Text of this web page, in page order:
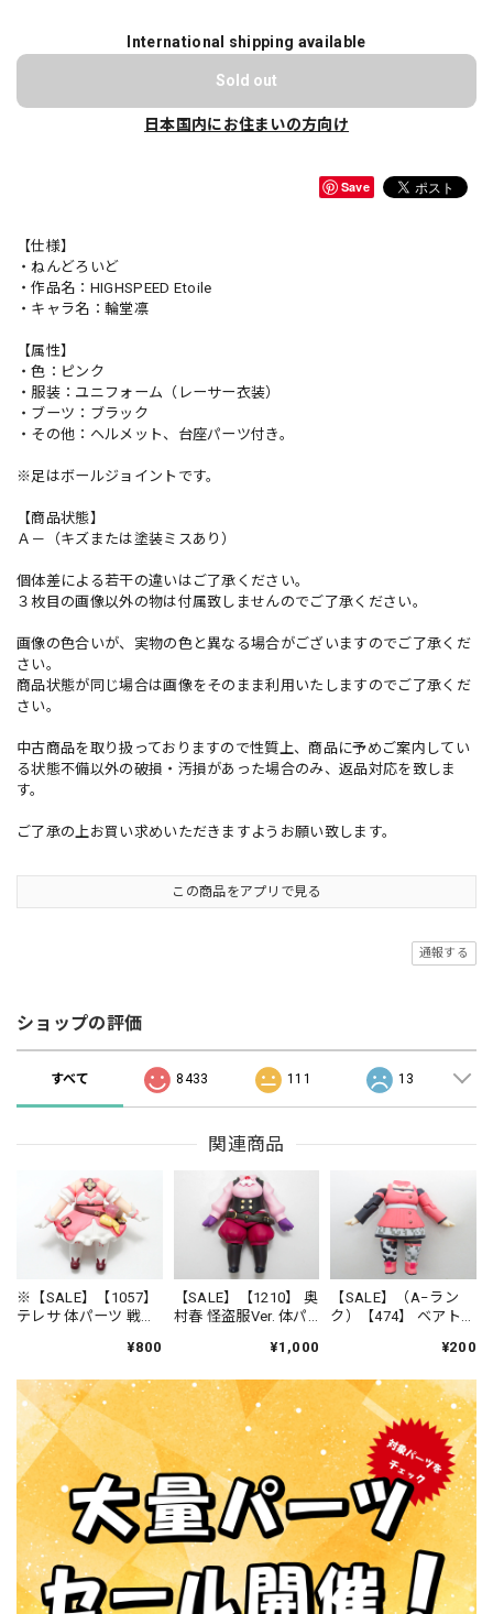
International shipping available
Sold out
日本国内にお住まいの方向け
Save
【仕様】
・ねんどろいど
・作品名：HIGHSPEED Etoile
・キャラ名：輪堂凛
【属性】
・色：ピンク
・服装：ユニフォーム（レーサー衣装）
・ブーツ：ブラック
・その他：ヘルメット、台座パーツ付き。
※足はボールジョイントです。
【商品状態】
Ａ－（キズまたは塗装ミスあり）
個体差による若干の違いはご了承ください。
３枚目の画像以外の物は付属致しませんのでご了承ください。
画像の色合いが、実物の色と異なる場合がございますのでご了承くだ
さい。
商品状態が同じ場合は画像をそのまま利用いたしますのでご了承くだ
さい。
中古商品を取り扱っておりますので性質上、商品に予めご案内してい
る状態不備以外の破損・汚損があった場合のみ、返品対応を致しま
す。
ご了承の上お買い求めいただきますようお願い致します。
この商品をアプリで見る
通報する
ショップの評価
すべて 8433 111 13
関連商品
※【SALE】【1057】
テレサ 体パーツ 戦闘
¥800
【SALE】【1210】 奥
村春 怪盗服Ver. 体パ
¥1,000
【SALE】（A−ラン
ク）【474】 ベアトリ
ナスターシ 体パーツ
¥200